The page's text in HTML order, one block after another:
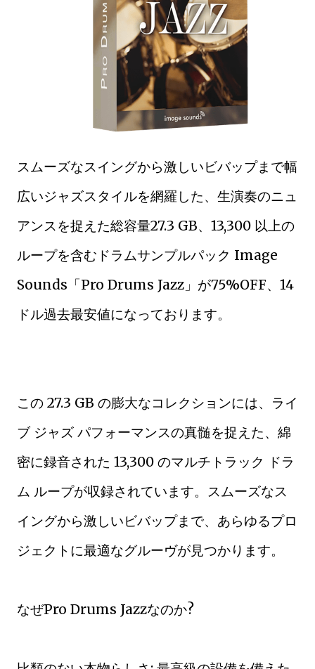
スムーズなスイングから激しいビバップまで幅
広いジャズスタイルを網羅した、生演奏のニュ
アンスを捉えた総容量27.3 GB、13,300 以上の
ループを含むドラムサンプルパック Image
Sounds「Pro Drums Jazz」が75%OFF、14
ドル過去最安値になっております。
この 27.3 GB の膨大なコレクションには、ライ
ブ ジャズ パフォーマンスの真髄を捉えた、綿
密に録音された 13,300 のマルチトラック ドラ
ム ループが収録されています。スムーズなス
イングから激しいビバップまで、あらゆるプロ
ジェクトに最適なグルーヴが見つかります。
なぜPro Drums Jazzなのか?